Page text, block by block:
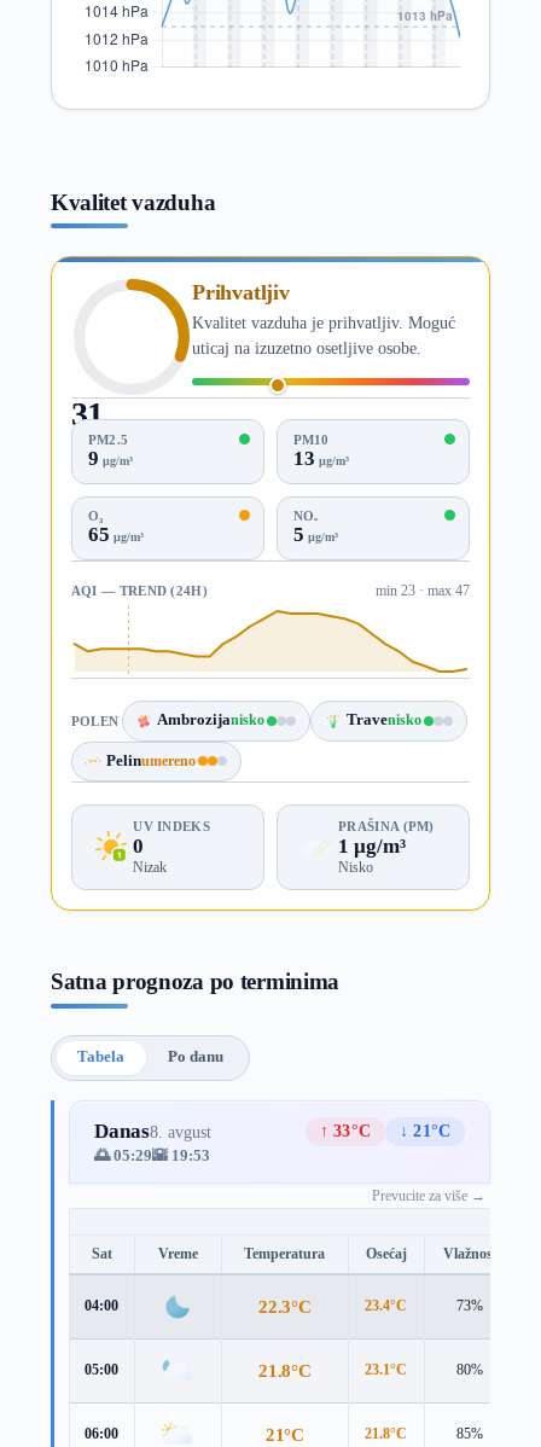
Kvalitet vazduha
31
AQI
Prihvatljiv
Kvalitet vazduha je prihvatljiv. Moguć
uticaj na izuzetno osetljive osobe.
PM2.5
9 µg/m³
PM10
13 µg/m³
O₃
65 µg/m³
NO₂
5 µg/m³
AQI — TREND (24H) min 23 · max 47
POLEN Ambrozijanisko Travenisko
Pelinumereno
UV INDEKS
0
Nizak
PRAŠINA (PM)
1 µg/m³
Nisko
Satna prognoza po terminima
Tabela Po danu
Danas8. avgust ↑ 33°C
↓ 21°C
🌅 05:29🌇 19:53
Prevucite za više →
Sat Vreme Temperatura Osećaj Vlažnost
04:00 22.3°C 23.4°C 73%
05:00 21.8°C 23.1°C 80%
06:00 21°C 21.8°C 85%